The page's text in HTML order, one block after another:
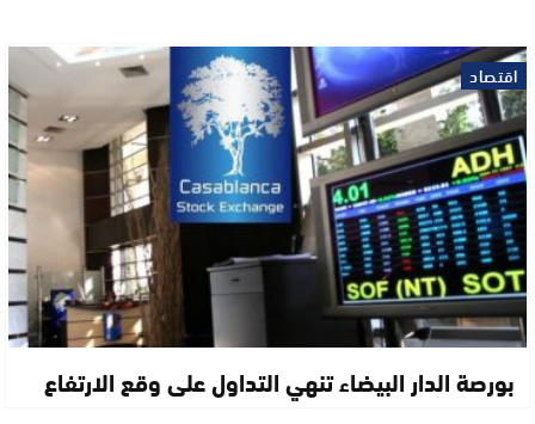
اقتصاد
بورصة الدار البيضاء تنهي التداول على وقع الارتفاع